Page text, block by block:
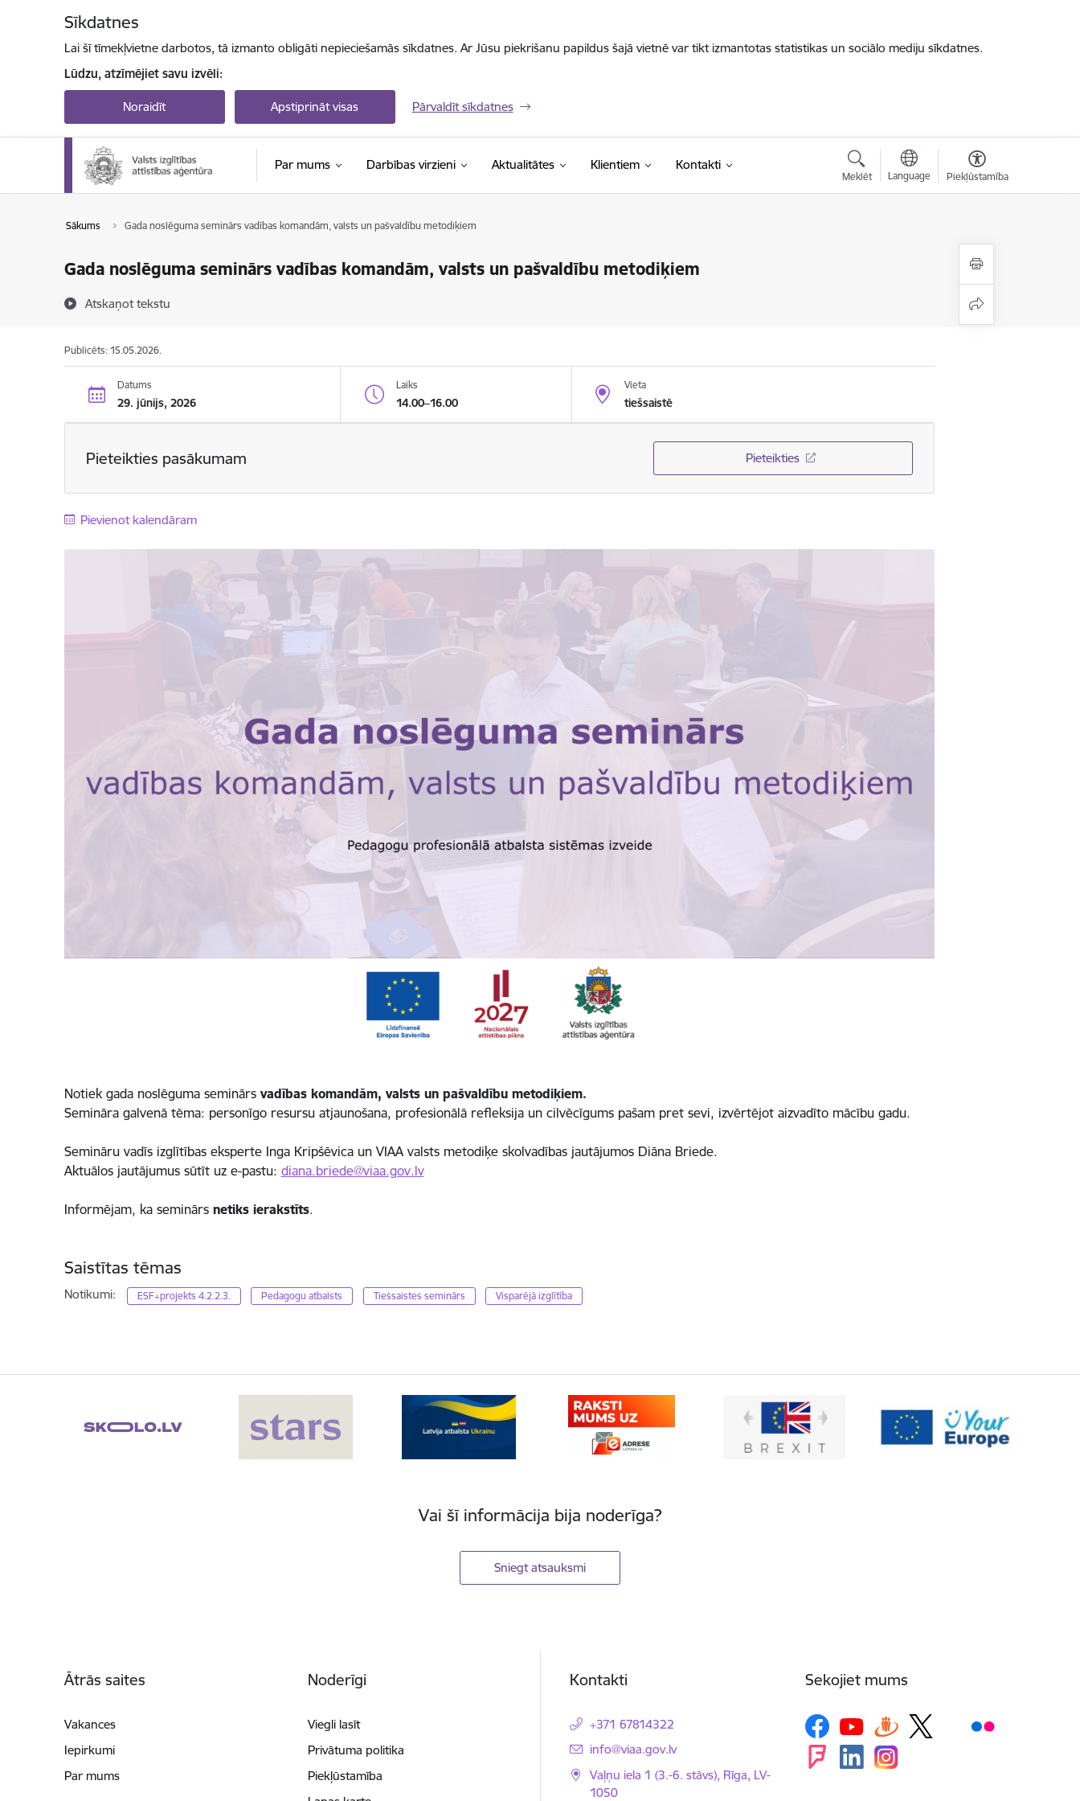
Sīkdatnes
Lai šī tīmekļvietne darbotos, tā izmanto obligāti nepieciešamās sīkdatnes. Ar Jūsu piekrišanu papildus šajā vietnē var tikt izmantotas statistikas un sociālo mediju sīkdatnes.
Lūdzu, atzīmējiet savu izvēli:
Noraidīt Apstiprināt visas Pārvaldīt sīkdatnes
Par mums Darbības virzieni Aktualitātes Klientiem Kontakti
Meklēt Language Piekļūstamība
Sākums Gada noslēguma seminārs vadības komandām, valsts un pašvaldību metodiķiem
Gada noslēguma seminārs vadības komandām, valsts un pašvaldību metodiķiem
Atskaņot tekstu
Publicēts: 15.05.2026.
Datums
29. jūnijs, 2026
Laiks
14.00–16.00
Vieta
tiešsaistē
Pieteikties pasākumam Pieteikties
Pievienot kalendāram
Notiek gada noslēguma seminārs vadības komandām, valsts un pašvaldību metodiķiem.
Semināra galvenā tēma: personīgo resursu atjaunošana, profesionālā refleksija un cilvēcīgums pašam pret sevi, izvērtējot aizvadīto mācību gadu.
Semināru vadīs izglītības eksperte Inga Kripšēvica un VIAA valsts metodiķe skolvadības jautājumos Diāna Briede.
Aktuālos jautājumus sūtīt uz e-pastu: diana.briede@viaa.gov.lv
Informējam, ka seminārs netiks ierakstīts.
Saistītas tēmas
Notikumi: ESF+projekts 4.2.2.3. Pedagogu atbalsts Tiešsaistes seminārs Visparējā izglītība
Vai šī informācija bija noderīga?
Sniegt atsauksmi
Ātrās saites
Vakances
Iepirkumi
Par mums
Noderīgi
Viegli lasīt
Privātuma politika
Piekļūstamība
Kontakti
+371 67814322
E-pasts:
info@viaa.gov.lv
Vaļņu iela 1 (3.-6. stāvs), Rīga, LV-
1050
Sekojiet mums